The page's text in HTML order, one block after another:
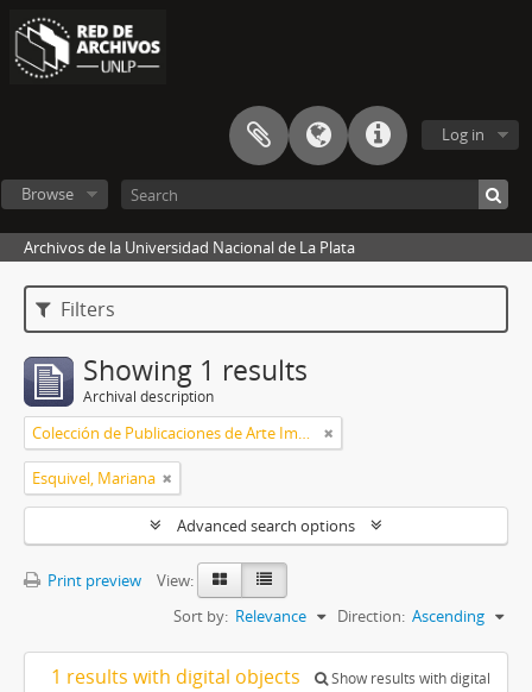
Log in
Browse
Archivos de la Universidad Nacional de La Plata
Filters
Showing 1 results
Archival description
Colección de Publicaciones de Arte Impreso
Esquivel, Mariana
Advanced search options
Print preview
View:
Sort by: Relevance Direction: Ascending
1 results with digital objects
Show results with digital